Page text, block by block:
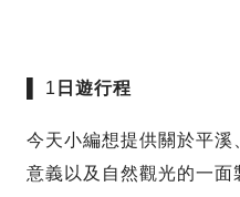
▌ 1 日遊行程
今天小編想提供關於平溪
意義以及自然觀光的一面